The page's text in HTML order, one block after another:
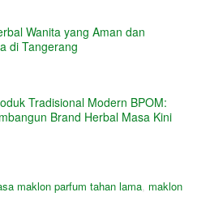
Wanita yang Aman dan
di Tangerang
Tradisional Modern BPOM:
Brand Herbal Masa Kini
maklon parfum tahan lama maklon